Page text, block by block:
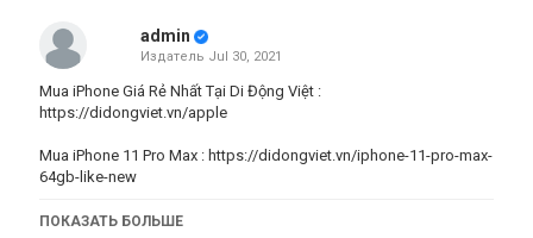
admin
Издатель Jul 30, 2021
Mua iPhone Giá Rẻ Nhất Tại Di Động Việt :
https://didongviet.vn/apple
Mua iPhone 11 Pro Max : https://didongviet.vn/iphone-11-pro-max-
64gb-like-new
✔️ Shop Tản Nhiệt, Tai Nghe Gaming :
ПОКАЗАТЬ БОЛЬШЕ